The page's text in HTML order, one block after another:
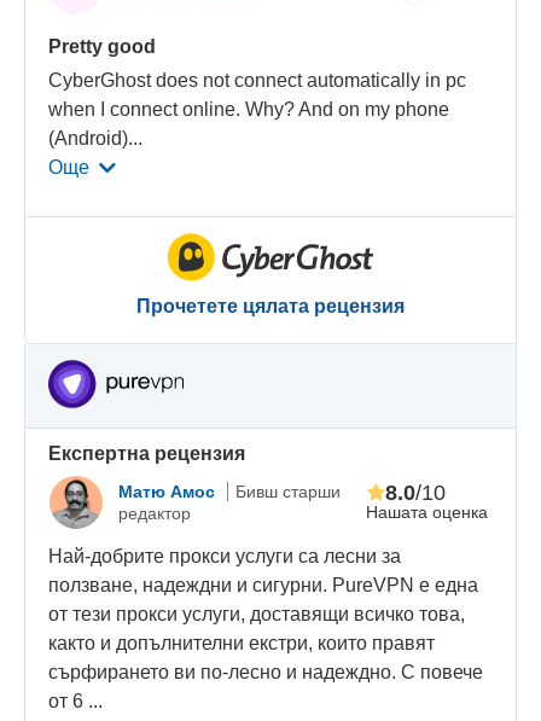
Pretty good
CyberGhost does not connect automatically in pc
when I connect online. Why? And on my phone
(Android)...
Още
Прочетете цялата рецензия
Eкспертна рецензия
Матю Амос
Бивш старши
редактор
Нашата оценка
8.0/10
Най-добрите прокси услуги са лесни за
ползване, надеждни и сигурни. PureVPN е една
от тези прокси услуги, доставящи всичко това,
както и допълнителни екстри, които правят
сърфирането ви по-лесно и надеждно. С повече
от 6 ...